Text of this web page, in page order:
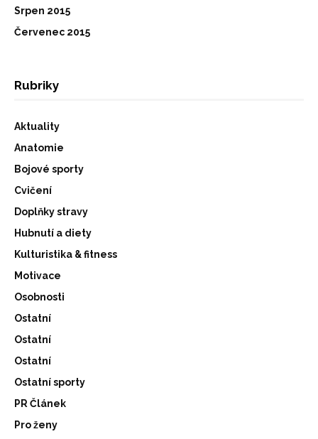
Srpen 2015
Červenec 2015
Rubriky
Aktuality
Anatomie
Bojové sporty
Cvičení
Doplňky stravy
Hubnutí a diety
Kulturistika & fitness
Motivace
Osobnosti
Ostatní
Ostatní
Ostatní
Ostatní sporty
PR Článek
Pro ženy